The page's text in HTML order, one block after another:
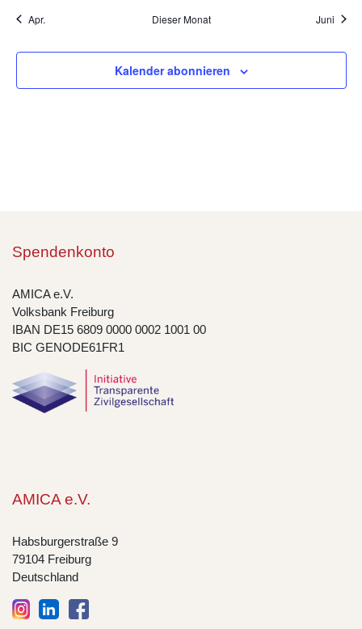
Apr. Dieser Monat Juni
Kalender abonnieren
Spendenkonto
AMICA e.V.
Volksbank Freiburg
IBAN DE15 6809 0000 0002 1001 00
BIC GENODE61FR1
AMICA e.V.
Habsburgerstraße 9
79104 Freiburg
Deutschland